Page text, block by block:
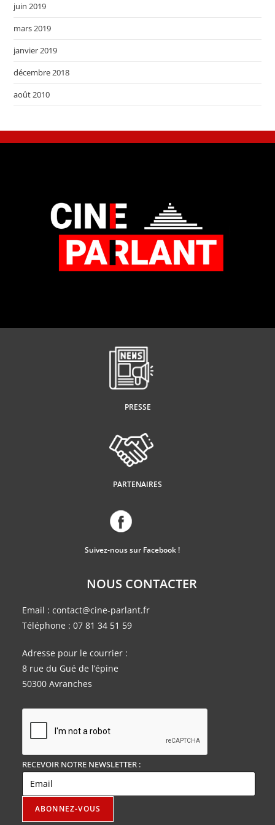
juin 2019
mars 2019
janvier 2019
décembre 2018
août 2010
PRESSE
PARTENAIRES
Suivez-nous sur Facebook !
NOUS CONTACTER
Email : contact@cine-parlant.fr
Téléphone : 07 81 34 51 59
Adresse pour le courrier :
8 rue du Gué de l’épine
50300 Avranches
RECEVOIR NOTRE NEWSLETTER :